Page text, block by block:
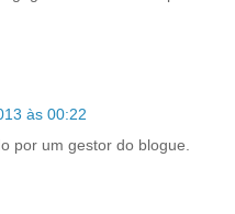
às 00:22
por um gestor do blogue.